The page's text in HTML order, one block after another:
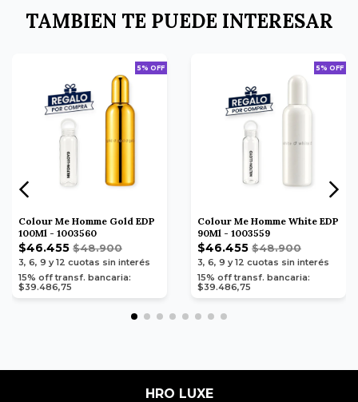
TAMBIEN TE PUEDE INTERESAR
5% OFF
Colour Me Homme Gold EDP
100Ml - 1003560
$46.455 $48.900
3, 6, 9 y 12 cuotas sin interés
15% off transf. bancaria:
$39.486,75
5% OFF
Colour Me Homme White EDP
90Ml - 1003559
$46.455 $48.900
3, 6, 9 y 12 cuotas sin interés
15% off transf. bancaria:
$39.486,75
HRO LUXE